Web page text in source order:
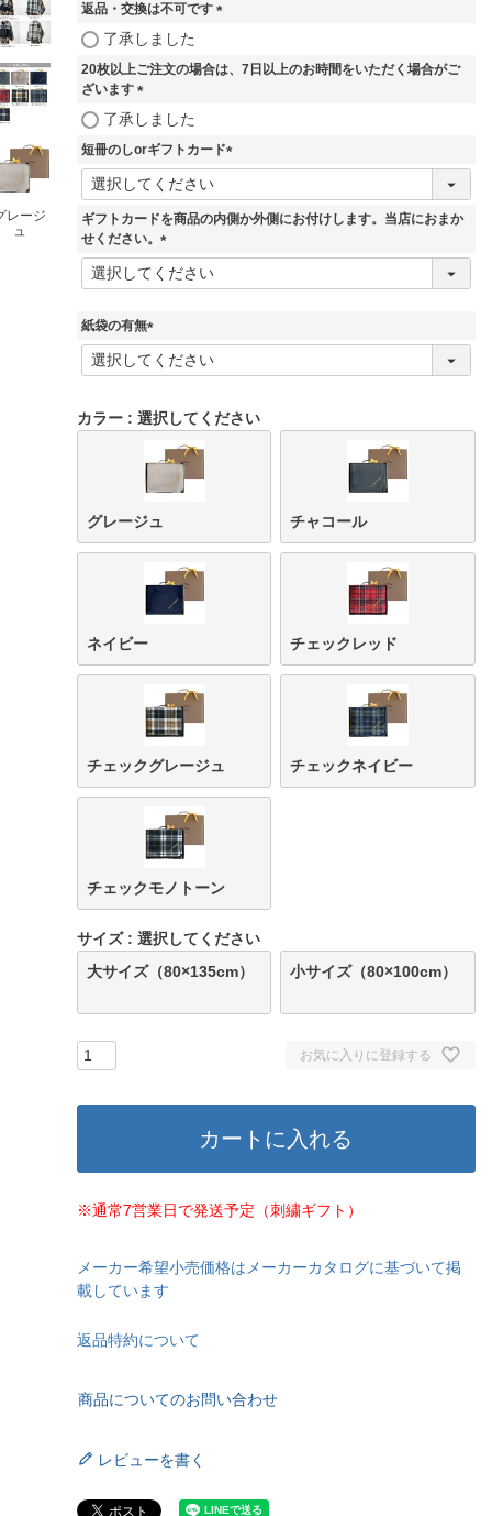
レージ
ュ
須
)
返品・交換は不可です
須
了承しました
20枚以上ご注文の場合は、7日以上のお時間をいただく場合がご
ざいます
(
須
)
了承しました
短冊のしorギフトカード
(
須
ギフトカードを商品の内側か外側にお付けします。当店におまか
せください。
(
必
紙袋の有無
(
必
)
カラー 選択してください
グレージュ チャコール
ネイビー チェックレッド
チェックグレージュ チェックネイビー
チェックモノトーン
サイズ
選択してください
大サイズ（80×135cm）
小サイズ（80×100cm）
お気に入りに登録する
カートに入れる
※通常7営業日で発送予定（刺繍ギフト）
メーカー希望小売価格はメーカーカタログに基づいて掲
載しています
返品特約について
商品についてのお問い合わせ
レビューを書く